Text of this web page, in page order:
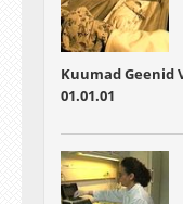
Kuumad Geenid
01.01.01